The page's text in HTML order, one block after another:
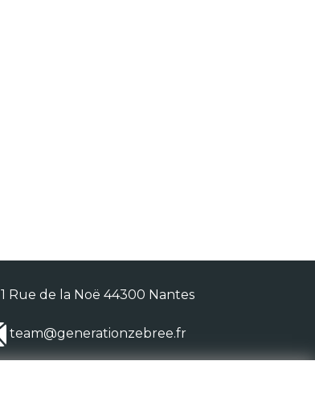
1 Rue de la Noë 44300 Nantes
team@generationzebree.fr